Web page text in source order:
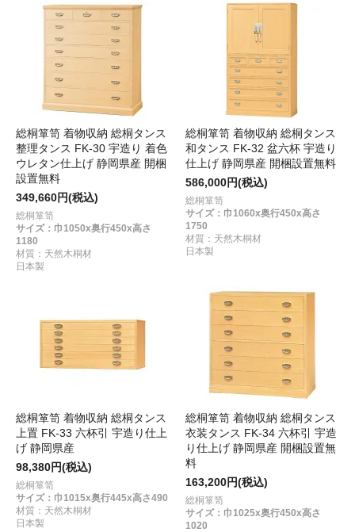
総桐箪笥 着物収納 総桐タンス
整理タンス FK-30 宇造り 着色
ウレタン仕上げ 静岡県産 開梱
設置無料
349,660円(税込)
総桐箪笥
サイズ：巾1050x奥行450x高さ
1180
材質：天然木桐材
日本製
総桐箪笥 着物収納 総桐タンス
和タンス FK-32 盆六杯 宇造り
仕上げ 静岡県産 開梱設置無料
586,000円(税込)
総桐箪笥
サイズ：巾1060x奥行450x高さ
1750
材質：天然木桐材
日本製
総桐箪笥 着物収納 総桐タンス
上置 FK-33 六杯引 宇造り仕上
げ 静岡県産
98,380円(税込)
総桐箪笥
サイズ：巾1015x奥行445x高さ490
材質：天然木桐材
日本製
総桐箪笥 着物収納 総桐タンス
衣装タンス FK-34 六杯引 宇造
り仕上げ 静岡県産 開梱設置無
料
163,200円(税込)
総桐箪笥
サイズ：巾1025x奥行450x高さ
1020